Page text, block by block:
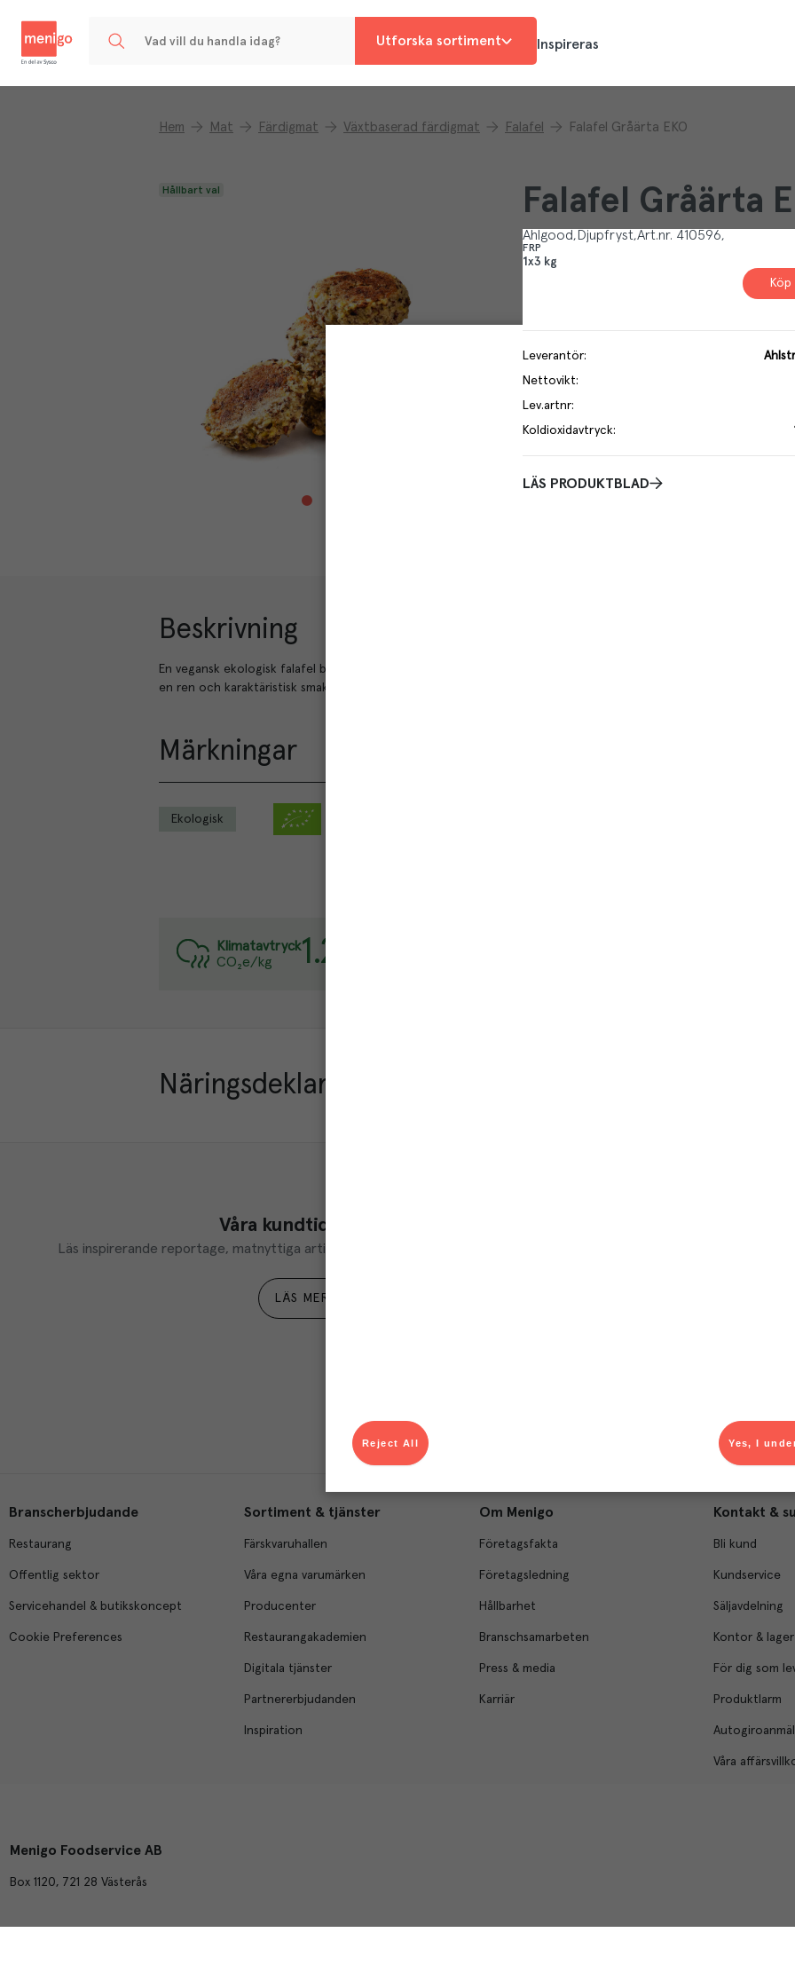
Utforska sortiment Inspireras
Hem Mat Färdigmat Växtbaserad färdigmat Falafel Falafel Gråärta EKO
Falafel Gråärta
Ahlgood Djupfryst Art.nr. 410596
FRP
1x3 kg
Köp
Leverantör:
Nettovikt:
Lev.artnr:
Koldioxidavtryck:
LÄS PRODUKTBLAD
Hållbart val
Beskrivning
En vegansk ekologisk falafel baserad på svenska EKO och KRAV-märkta grå- och höstärtor! Har
en ren och karaktäristisk smak. 20g per styck.
Märkningar
Ekologisk
Klimatavtryck
CO₂e/kg
1.2
Näringsdeklaration
Våra kundtidningar
Läs inspirerande reportage, matnyttiga artiklar och ta del av aktuella kampanjer.
LÄS MER
Du som är Menigo-
Branscherbjudande
Restaurang
Offentlig sektor
Servicehandel & butikskoncept
Cookie Preferences
Sortiment & tjänster
Färskvaruhallen
Våra egna varumärken
Producenter
Restaurangakademien
Digitala tjänster
Partnererbjudanden
Inspiration
Om Menigo
Företagsfakta
Företagsledning
Hållbarhet
Branschsamarbeten
Press & media
Karriär
Kontakt &
Bli kund
Kundservice
Säljavdelning
Kontor & lager
För dig som
Produktlarm
Våra
Menigo Foodservice AB
Box 1120, 721 28 Västerås
Yes, I
Reject All